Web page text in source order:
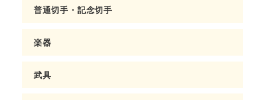
普通切手・記念切手
楽器
武具